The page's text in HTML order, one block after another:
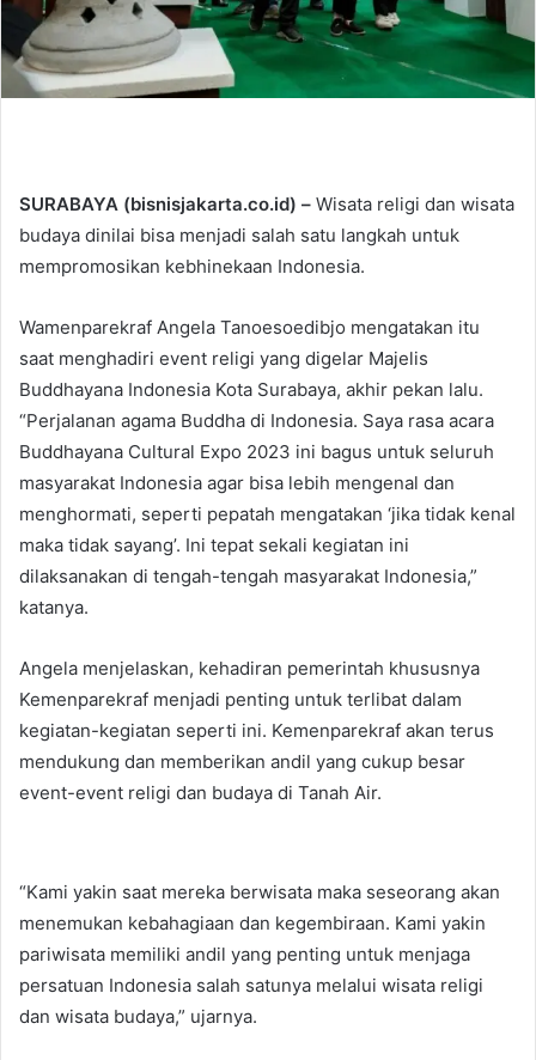
SURABAYA (bisnisjakarta.co.id) – Wisata religi dan wisata
budaya dinilai bisa menjadi salah satu langkah untuk
mempromosikan kebhinekaan Indonesia.
Wamenparekraf Angela Tanoesoedibjo mengatakan itu
saat menghadiri event religi yang digelar Majelis
Buddhayana Indonesia Kota Surabaya, akhir pekan lalu.
“Perjalanan agama Buddha di Indonesia. Saya rasa acara
Buddhayana Cultural Expo 2023 ini bagus untuk seluruh
masyarakat Indonesia agar bisa lebih mengenal dan
menghormati, seperti pepatah mengatakan ‘jika tidak kenal
maka tidak sayang’. Ini tepat sekali kegiatan ini
dilaksanakan di tengah-tengah masyarakat Indonesia,”
katanya.
Angela menjelaskan, kehadiran pemerintah khususnya
Kemenparekraf menjadi penting untuk terlibat dalam
kegiatan-kegiatan seperti ini. Kemenparekraf akan terus
mendukung dan memberikan andil yang cukup besar
event-event religi dan budaya di Tanah Air.
“Kami yakin saat mereka berwisata maka seseorang akan
menemukan kebahagiaan dan kegembiraan. Kami yakin
pariwisata memiliki andil yang penting untuk menjaga
persatuan Indonesia salah satunya melalui wisata religi
dan wisata budaya,” ujarnya.